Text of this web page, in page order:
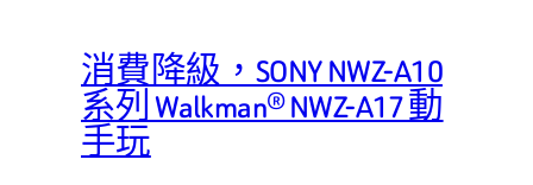
消費降級，SONY NWZ-A10
系列 Walkman® NWZ-A17 動
手玩